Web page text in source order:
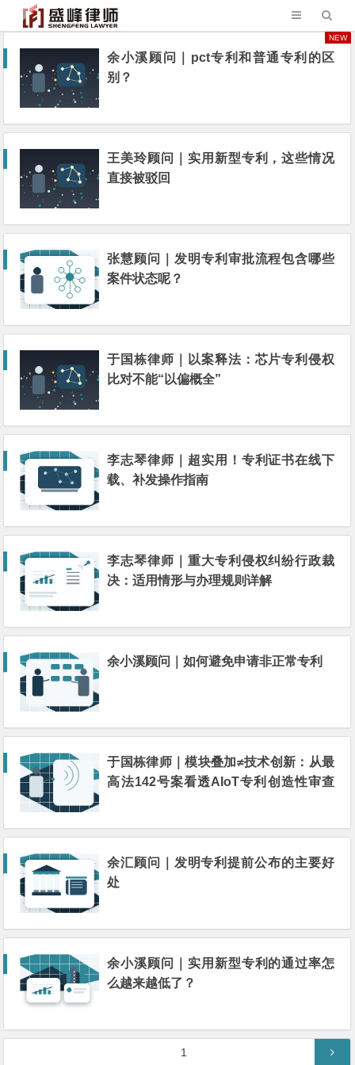
余小溪顾问｜pct专利和普通专利的区
别？
NEW
王美玲顾问｜实用新型专利，这些情况
直接被驳回
张慧顾问｜发明专利审批流程包含哪些
案件状态呢？
于国栋律师｜以案释法：芯片专利侵权
比对不能“以偏概全”
李志琴律师｜超实用！专利证书在线下
载、补发操作指南
李志琴律师｜重大专利侵权纠纷行政裁
决：适用情形与办理规则详解
余小溪顾问｜如何避免申请非正常专利
于国栋律师｜模块叠加≠技术创新：从最
高法142号案看透AIoT专利创造性审查
余汇顾问｜发明专利提前公布‌的主要好
处
余小溪顾问｜实用新型专利的通过率怎
么越来越低了？
1